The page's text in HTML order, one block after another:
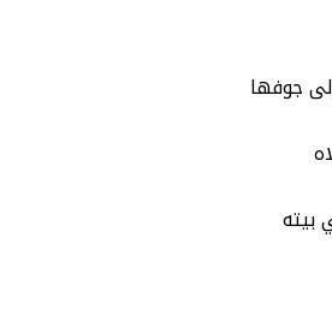
جوفها
بيته